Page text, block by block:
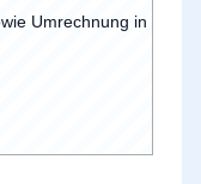
Umrechnung in